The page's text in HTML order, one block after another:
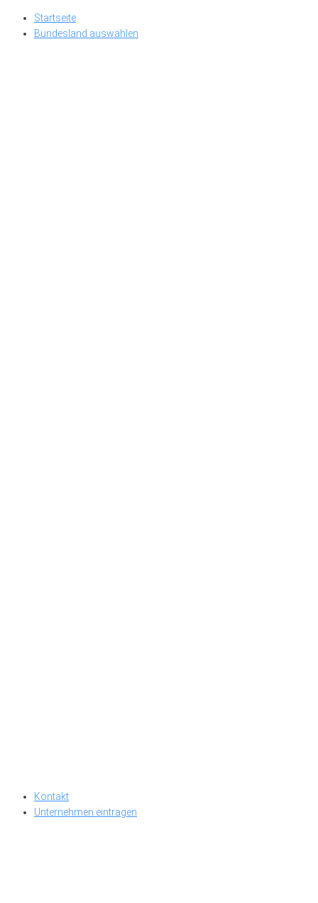
Skip
Startseite
Bundesland auswählen
Kontakt
Unternehmen eintragen